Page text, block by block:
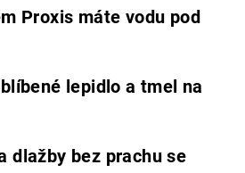
Proxis máte vodu pod
lepidlo a tmel na
dlažby bez prachu se